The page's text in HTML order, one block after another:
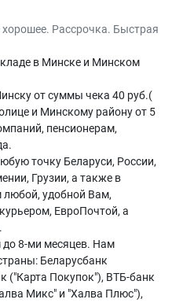
Рассрочка. Быстрая
в Минскe и Минском
от суммы чека 40 руб.(
и Минскому району от 5
пенсионерам,
точку Беларуси, России,
Грузии, а также в
удобной Вам,
ЕвроПочтой, а
до 8-ми месяцев. Нам
Беларусбанк
("Карта Покупок"), ВТБ-банк
Микс" и "Халва Плюс"),